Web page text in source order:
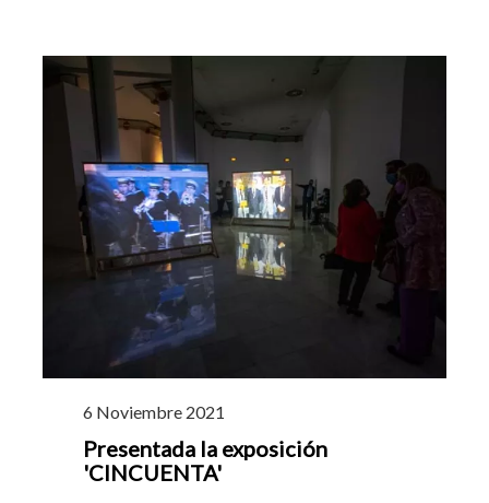
6 Noviembre 2021
Presentada la exposición
'CINCUENTA'